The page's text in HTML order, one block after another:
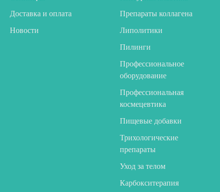
Доставка и оплата
Новости
Препараты коллагена
Липолитики
Пилинги
Профессиональное
оборудование
Профессиональная
космецевтика
Пищевые добавки
Трихологические
препараты
Уход за телом
Карбокситерапия